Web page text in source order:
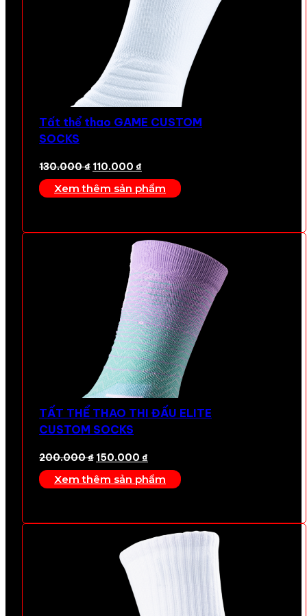
Tất thể thao GAME CUSTOM
SOCKS
130.000₫ Giá
gốc
là:
110.000 ₫Giá
hiện
tại
Xem thêm sản phẩm
TẤT THỂ THAO THI ĐẤU ELITE
CUSTOM SOCKS
200.000₫ Giá
gốc
là:
150.000 ₫Giá
hiện
tại
Xem thêm sản phẩm